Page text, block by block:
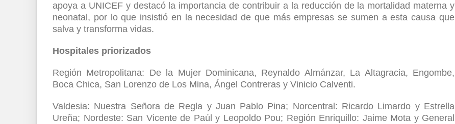
apoya a UNICEF y destacó la importancia de contribuir a la reducción de la mortalidad materna y
neonatal, por lo que insistió en la necesidad de que más empresas se sumen a esta causa que
salva y transforma vidas.
Hospitales priorizados
Región Metropolitana: De la Mujer Dominicana, Reynaldo Almánzar, La Altagracia, Engombe,
Boca Chica, San Lorenzo de Los Mina, Ángel Contreras y Vinicio Calventi.
Valdesia: Nuestra Señora de Regla y Juan Pablo Pina; Norcentral: Ricardo Limardo y Estrella
Ureña; Nordeste: San Vicente de Paúl y Leopoldo Pou; Región Enriquillo: Jaime Mota y General